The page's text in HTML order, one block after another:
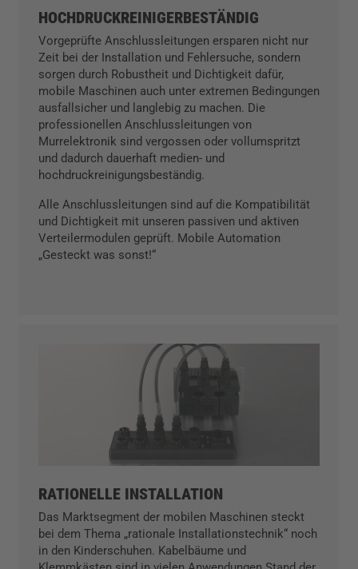
HOCHDRUCKREINIGERBESTÄNDIG
Vorgeprüfte Anschlussleitungen ersparen nicht nur
Zeit bei der Installation und Fehlersuche, sondern
sorgen durch Robustheit und Dichtigkeit dafür,
mobile Maschinen auch unter extremen Bedingungen
ausfallsicher und langlebig zu machen. Die
professionellen Anschlussleitungen von
Murrelektronik sind vergossen oder vollumspritzt
und dadurch dauerhaft medien- und
hochdruckreinigungsbeständig.
Alle Anschlussleitungen sind auf die Kompatibilität
und Dichtigkeit mit unseren passiven und aktiven
Verteilermodulen geprüft. Mobile Automation
„Gesteckt was sonst!“
RATIONELLE INSTALLATION
Das Marktsegment der mobilen Maschinen steckt
bei dem Thema „rationale Installationstechnik“ noch
in den Kinderschuhen. Kabelbäume und